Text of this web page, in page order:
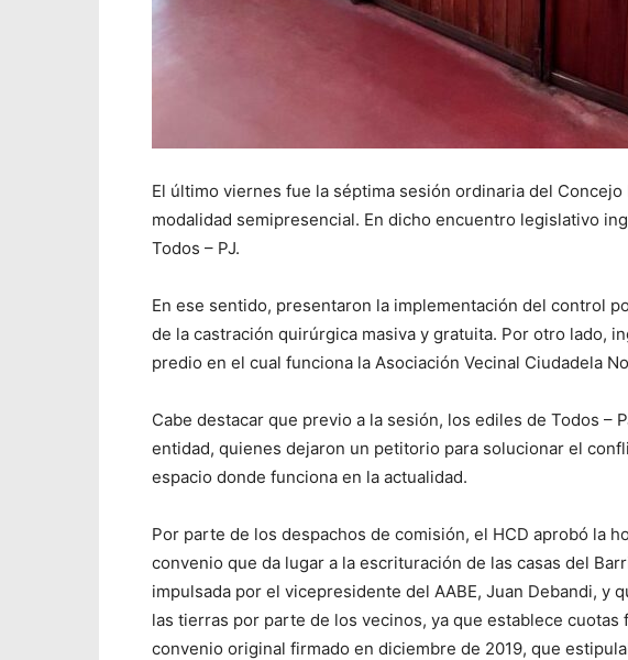
El último viernes fue la séptima sesión ordinaria del
modalidad semipresencial. En dicho encuentro legislativo
Todos – PJ.
En ese sentido, presentaron la implementación del control
de la castración quirúrgica masiva y gratuita. Por otro lado,
predio en el cual funciona la Asociación Vecinal Ciudadela
Cabe destacar que previo a la sesión, los ediles de Todos –
entidad, quienes dejaron un petitorio para solucionar el
espacio donde funciona en la actualidad.
Por parte de los despachos de comisión, el HCD aprobó la
convenio que da lugar a la escrituración de las casas del
impulsada por el vicepresidente del AABE, Juan Debandi, y
las tierras por parte de los vecinos, ya que establece cuotas
convenio original firmado en diciembre de 2019, que